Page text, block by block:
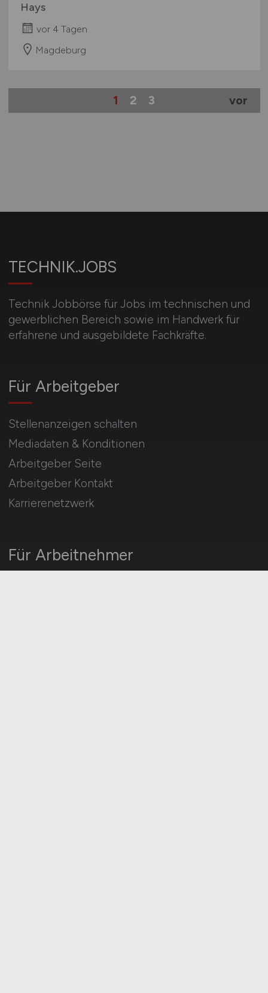
Hays
vor 4 Tagen
Magdeburg
1 2 3 vor
TECHNIK.JOBS
Technik Jobbörse für Jobs im technischen und
gewerblichen Bereich sowie im Handwerk für
erfahrene und ausgebildete Fachkräfte.
Für Arbeitnehmer
Für Arbeitgeber
Stellenanzeigen schalten
Mediadaten & Konditionen
Arbeitgeber Seite
Arbeitgeber Kontakt
Karrierenetzwerk